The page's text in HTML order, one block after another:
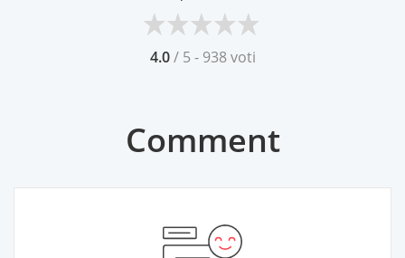
4.0/ 5 - 938 voti
Comment